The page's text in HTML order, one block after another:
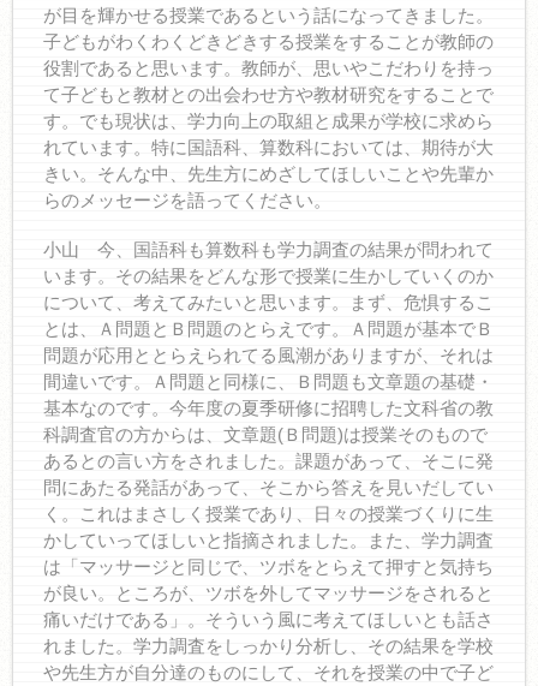
が目を輝かせる授業であるという話になってきました。
子どもがわくわくどきどきする授業をすることが教師の
役割であると思います。教師が、思いやこだわりを持っ
て子どもと教材との出会わせ方や教材研究をすることで
す。でも現状は、学力向上の取組と成果が学校に求めら
れています。特に国語科、算数科においては、期待が大
きい。そんな中、先生方にめざしてほしいことや先輩か
らのメッセージを語ってください。
小山 今、国語科も算数科も学力調査の結果が問われて
います。その結果をどんな形で授業に生かしていくのか
について、考えてみたいと思います。まず、危惧するこ
とは、Ａ問題とＢ問題のとらえです。Ａ問題が基本でＢ
問題が応用ととらえられてる風潮がありますが、それは
間違いです。Ａ問題と同様に、Ｂ問題も文章題の基礎・
基本なのです。今年度の夏季研修に招聘した文科省の教
科調査官の方からは、文章題(Ｂ問題)は授業そのもので
あるとの言い方をされました。課題があって、そこに発
問にあたる発話があって、そこから答えを見いだしてい
く。これはまさしく授業であり、日々の授業づくりに生
かしていってほしいと指摘されました。また、学力調査
は「マッサージと同じで、ツボをとらえて押すと気持ち
が良い。ところが、ツボを外してマッサージをされると
痛いだけである」。そういう風に考えてほしいとも話さ
れました。学力調査をしっかり分析し、その結果を学校
や先生方が自分達のものにして、それを授業の中で子ど